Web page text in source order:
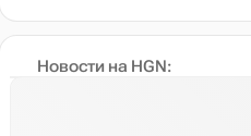
Новости на HGN: